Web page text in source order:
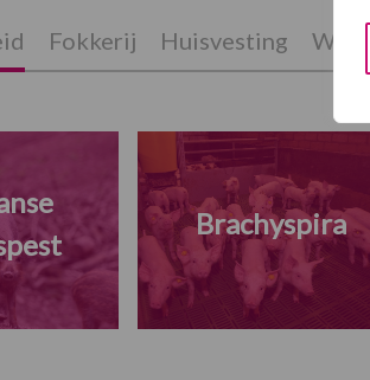
Fokkerij Huisvesting Wet
Brachyspira